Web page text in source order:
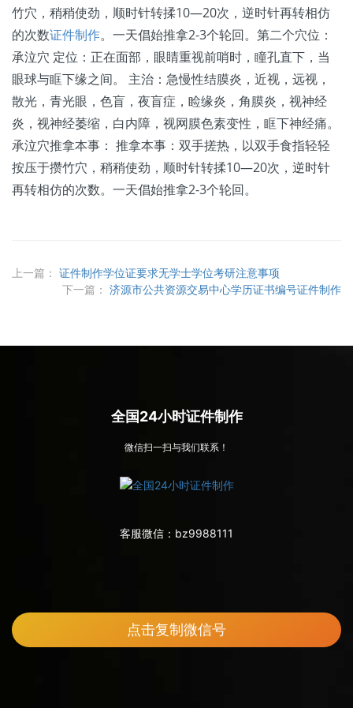
竹穴，稍稍使劲，顺时针转揉10—20次，逆时针再转相仿
的次数证件制作。一天倡始推拿2-3个轮回。第二个穴位：
承泣穴 定位：正在面部，眼睛重视前哨时，瞳孔直下，当
眼球与眶下缘之间。 主治：急慢性结膜炎，近视，远视，
散光，青光眼，色盲，夜盲症，睑缘炎，角膜炎，视神经
炎，视神经萎缩，白内障，视网膜色素变性，眶下神经痛。
承泣穴推拿本事： 推拿本事：双手搓热，以双手食指轻轻
按压于攒竹穴，稍稍使劲，顺时针转揉10—20次，逆时针
再转相仿的次数。一天倡始推拿2-3个轮回。
上一篇： 证件制作学位证要求无学士学位考研注意事项
下一篇： 济源市公共资源交易中心学历证书编号证件制作
全国24小时证件制作
微信扫一扫与我们联系！
客服微信： bz9988111
点击复制微信号